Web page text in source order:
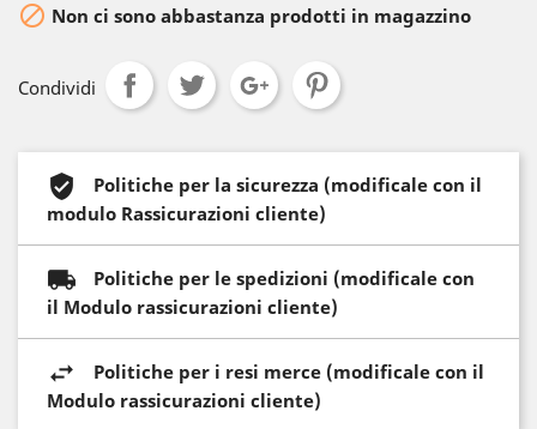
 Non ci sono abbastanza prodotti in magazzino
Condividi
Politiche per la sicurezza (modificale con il
modulo Rassicurazioni cliente)
Politiche per le spedizioni (modificale con
il Modulo rassicurazioni cliente)
Politiche per i resi merce (modificale con il
Modulo rassicurazioni cliente)